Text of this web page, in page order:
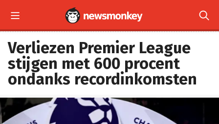
 
Verliezen Premier League
stijgen met 600 procent
ondanks recordinkomsten